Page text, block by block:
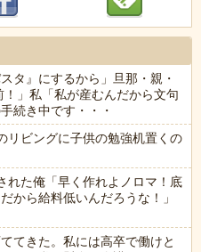
タ』にするから」旦那・親・
」私「私が産むんだから文句
続き中です・・・
リビングに子供の勉強机置くの
れた俺「早く作れよノロマ！底
から給料低いんだろうな！」
てきた。私には高卒で働けと